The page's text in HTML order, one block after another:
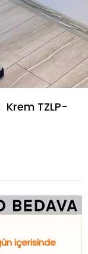
Krem TZLP-